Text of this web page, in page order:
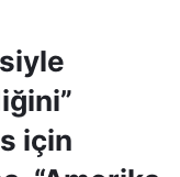
için